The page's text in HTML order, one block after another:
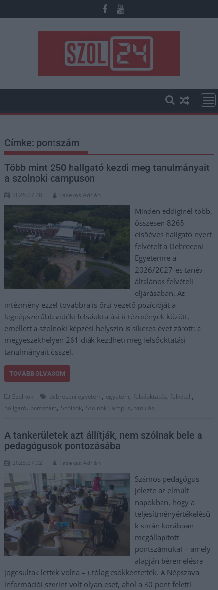
to
Címke: pontszám
Több mint 250 hallgató kezdi meg tanulmányait
a szolnoki campuson
2026.07.28. Fazekas Adrián
Minden eddiginél több,
összesen 8265
elsőéves hallgató nyert
felvételt a Debreceni
Egyetemre a
2026/2027-es tanév
általános felvételi
eljárásában. Az
intézmény ezzel továbbra is őrzi vezető pozícióját a
legnépszerűbb vidéki felsőoktatási intézmények között,
emellett a szolnoki képzési helyszín is sikeres évet zárott: a
megyeszékhelyen 261 diák kezdheti meg felsőoktatási
tanulmányait ősszel.
TOVÁBB OLVASOM
Szolnok debreceni egyetem, egyetem, felsőoktatás, felvételi,
hallgató, pontszám, Szolnok, Szolnok Campus, tanulás
A tankerületek azt állítják, nem szólnak bele a
pedagógusok pontozásába
2025.07.02. Fazekas Adrián
Számos pedagógus
jelezte az elmúlt
napokban, hogy a
teljesítményértékelésü
k során korábban
megállapított
pontszámukat – amely
alapján béremelésre
jogosultak lettek volna – utólag csökkentették. A Népszava
információi szerint volt olyan eset, ahol a 80 pont feletti